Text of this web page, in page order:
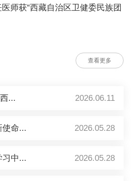
师获“西藏自治区卫健委民族团
查看更多
... 2026.06.11
使命... 2026.05.28
习中... 2026.05.28